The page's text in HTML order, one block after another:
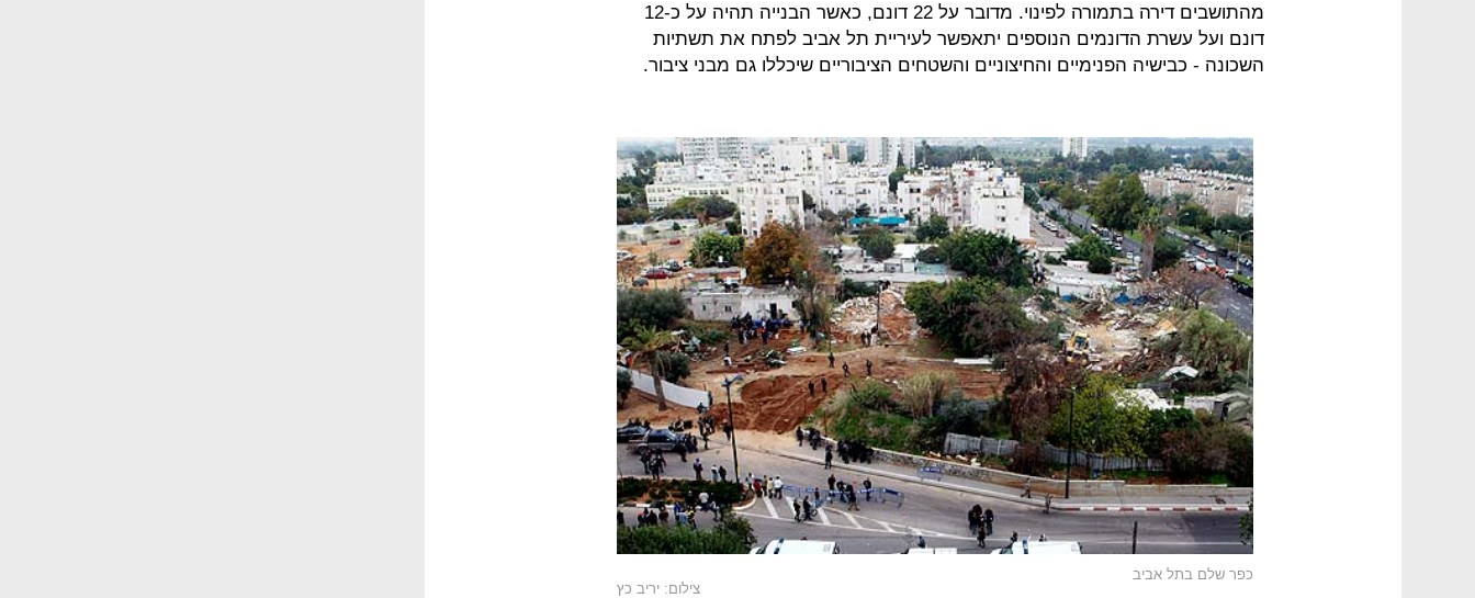
מהתושבים דירה בתמורה לפינוי. מדובר על 22 דונם, כאשר הבנייה תהיה על כ-12
דונם ועל עשרת הדונמים הנוספים יתאפשר לעיריית תל אביב לפתח את תשתיות
השכונה - כבישיה הפנימיים והחיצוניים והשטחים הציבוריים שיכללו גם מבני ציבור.
כפר שלם בתל אביב
צילום: יריב כץ